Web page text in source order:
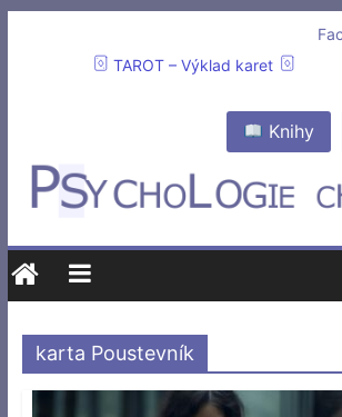
TAROT – Výklad karet
Knihy
karta Poustevník